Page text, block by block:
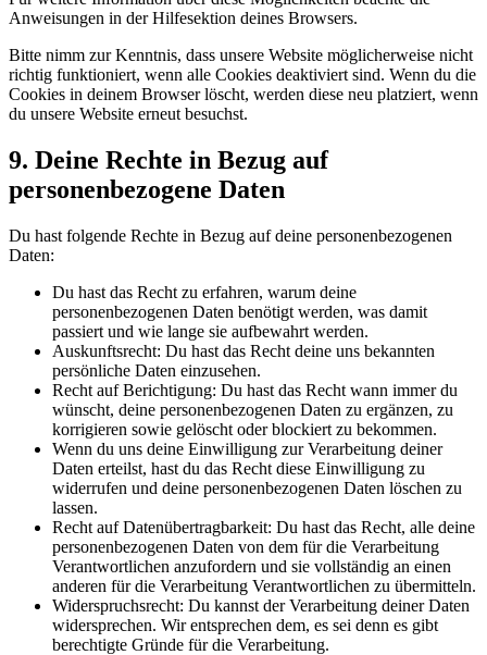
Anweisungen in der Hilfesektion deines Browsers.
Bitte nimm zur Kenntnis, dass unsere Website möglicherweise nicht
richtig funktioniert, wenn alle Cookies deaktiviert sind. Wenn du die
Cookies in deinem Browser löscht, werden diese neu platziert, wenn
du unsere Website erneut besuchst.
9. Deine Rechte in Bezug auf
personenbezogene Daten
Du hast folgende Rechte in Bezug auf deine personenbezogenen
Daten:
Du hast das Recht zu erfahren, warum deine
personenbezogenen Daten benötigt werden, was damit
passiert und wie lange sie aufbewahrt werden.
Auskunftsrecht: Du hast das Recht deine uns bekannten
persönliche Daten einzusehen.
Recht auf Berichtigung: Du hast das Recht wann immer du
wünscht, deine personenbezogenen Daten zu ergänzen, zu
korrigieren sowie gelöscht oder blockiert zu bekommen.
Wenn du uns deine Einwilligung zur Verarbeitung deiner
Daten erteilst, hast du das Recht diese Einwilligung zu
widerrufen und deine personenbezogenen Daten löschen zu
lassen.
Recht auf Datenübertragbarkeit: Du hast das Recht, alle deine
personenbezogenen Daten von dem für die Verarbeitung
Verantwortlichen anzufordern und sie vollständig an einen
anderen für die Verarbeitung Verantwortlichen zu übermitteln.
Widerspruchsrecht: Du kannst der Verarbeitung deiner Daten
widersprechen. Wir entsprechen dem, es sei denn es gibt
berechtigte Gründe für die Verarbeitung.